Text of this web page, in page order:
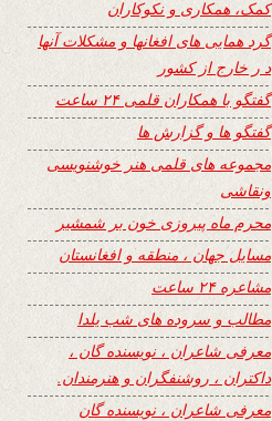
کمک، همکاری و نکوکاران
گرد همایی های افغانها و مشکلات آنها
د ر خارج از کشور
گفتگو با همکاران قلمی ۲۴ ساعت
گفتگو ها و گزارش ها
مجموعه های قلمی هنر خوشنویسی
ونقاشی
محرم ماه پیروزی خون بر شمشیر
مسایل جهان ، منطقه و افغانستان
مشاعره ۲۴ ساعت
مطالب و سروده های شب یلدا
معرفی شاعران ، نویسنده گان ،
داکتران ، روشنفگران و هنرمندان.
معرفی شاعران ، نویسنده گان